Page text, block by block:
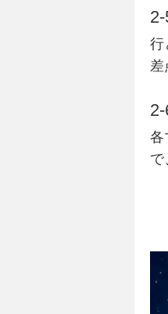
行
差
各
で
レ
ー